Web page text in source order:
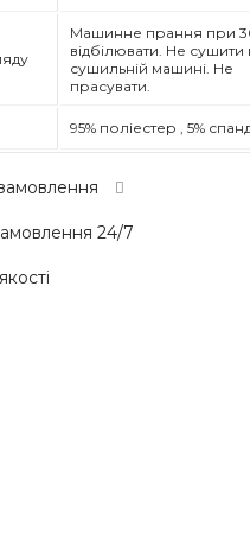
Машинне прання при
відбілювати. Не сушити
сушильній машині. Не
прасувати.
95% поліестер , 5%
24/7